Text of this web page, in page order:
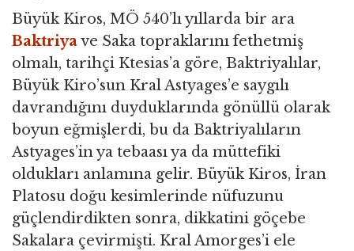
Büyük Kiros, MÖ 540’lı yıllarda bir ara
Baktriyave Saka topraklarını fethetmiş
olmalı, tarihçi Ktesias’a göre, Baktriyalılar,
Büyük Kiro’sun Kral Astyages’e saygılı
davrandığını duyduklarında gönüllü olarak
boyun eğmişlerdi, bu da Baktriyalıların
Astyages’in ya tebaası ya da müttefiki
oldukları anlamına gelir. Büyük Kiros, İran
Platosu doğu kesimlerinde nüfuzunu
güçlendirdikten sonra, dikkatini göçebe
Sakalara çevirmişti. Kral Amorges’i ele